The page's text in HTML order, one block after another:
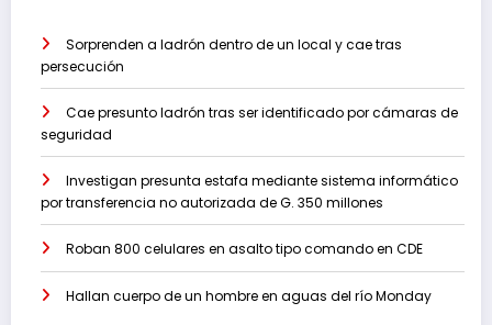
Sorprenden a ladrón dentro de un local y cae tras
persecución
Cae presunto ladrón tras ser identificado por cámaras de
seguridad
Investigan presunta estafa mediante sistema informático
por transferencia no autorizada de G. 350 millones
Roban 800 celulares en asalto tipo comando en CDE
Hallan cuerpo de un hombre en aguas del río Monday